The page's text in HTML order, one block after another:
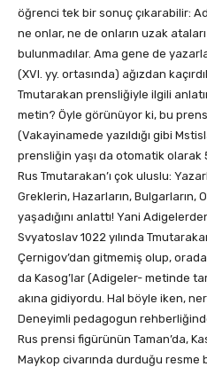
öğrenci tek bir sonuç çıkarabilir:
ne onlar, ne de onların uzak
bulunmadılar. Ama gene de
(XVI. yy. ortasında) ağızdan
Tmutarakan prensliğiyle ilgili
metin? Öyle görünüyor ki, bu
(Vakayinamede yazıldığı gibi
prensliğin yaşı da otomatik olarak
Rus Tmutarakan’ı çok uluslu:
Greklerin, Hazarların, Bulgarların,
yaşadığını anlattı! Yani
Svyatoslav 1022 yılında
Çernigov’dan gitmemiş olup,
da Kasog’lar (Adigeler- metinde
akına gidiyordu. Hal böyle iken,
Deneyimli pedagogun
Rus prensi figürünün Taman’da,
Maykop civarında durduğu resme